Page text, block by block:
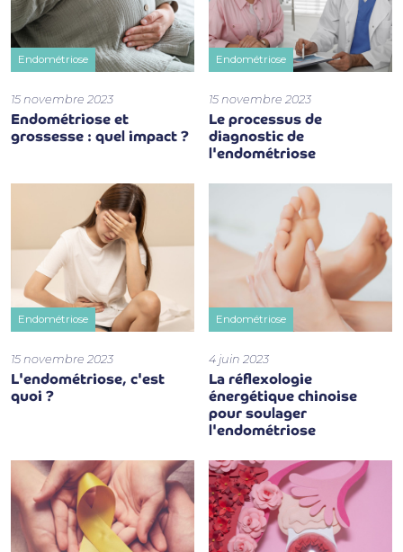
Endométriose
15 novembre 2023
Endométriose et
grossesse : quel impact ?
Endométriose
15 novembre 2023
Le processus de
diagnostic de
l'endométriose
Endométriose
15 novembre 2023
L'endométriose, c'est
quoi ?
Endométriose
4 juin 2023
La réflexologie
énergétique chinoise
pour soulager
l'endométriose